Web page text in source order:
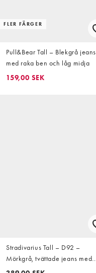
FLER FÄRGER
Pull&Bear Tall – Blekgrå jeans
med raka ben och låg midja
159,00 SEK
Stradivarius Tall – D92 –
Mörkgrå, tvättade jeans med
raka, vida ben